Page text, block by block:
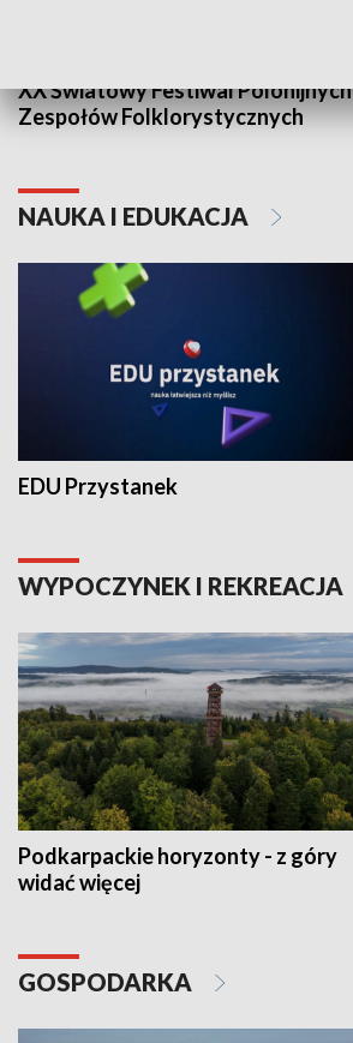
XX Światowy Festiwal Polonijnych
Zespołów Folklorystycznych
NAUKA I EDUKACJA
EDU Przystanek
WYPOCZYNEK I REKREACJA
Podkarpackie horyzonty - z góry
widać więcej
GOSPODARKA